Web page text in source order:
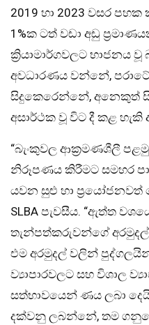
2019 හා 2023 වසර
1%ක ටත් වඩා අඩු
ක්‍රියාමාර්ගවලට භාජනය
අවධාරණය වන්නේ,
සිදුකෙරෙන්නේ, අනෙකුත්
අසාර්ථක වූ විට දී කළ හැකි
“බැංකුවල ආක්‍රමණශීලී
නිරූපණය කිරීමට සමහර
යවන සුළු හා ප්‍රයෝජනවත්
SLBA පැවසීය. “ඇත්ත
තැන්පත්කරුවන්ගේ අරමුදල්
එම අරමුදල් වලින්
ව්‍යාපාරවලට සහ විශාල
සත්භාවයෙන් ණය ලබා
දක්වනු ලබන්නේ, තම